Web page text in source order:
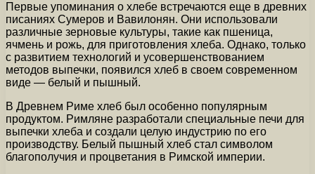
Первые упоминания о хлебе встречаются еще в древних
писаниях Сумеров и Вавилонян. Они использовали
различные зерновые культуры, такие как пшеница,
ячмень и рожь, для приготовления хлеба. Однако, только
с развитием технологий и усовершенствованием
методов выпечки, появился хлеб в своем современном
виде — белый и пышный.
В Древнем Риме хлеб был особенно популярным
продуктом. Римляне разработали специальные печи для
выпечки хлеба и создали целую индустрию по его
производству. Белый пышный хлеб стал символом
благополучия и процветания в Римской империи.